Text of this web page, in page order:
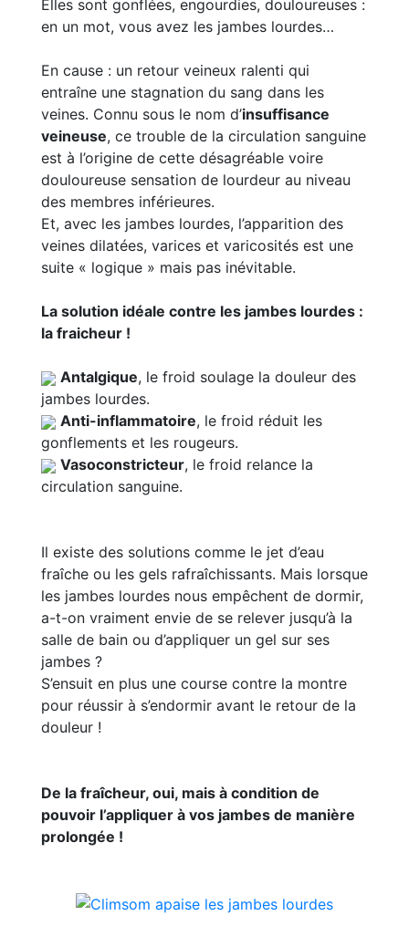
Elles sont gonflées, engourdies, douloureuses :
en un mot, vous avez les jambes lourdes…
En cause : un retour veineux ralenti qui
entraîne une stagnation du sang dans les
veines. Connu sous le nom d’insuffisance
veineuse, ce trouble de la circulation sanguine
est à l’origine de cette désagréable voire
douloureuse sensation de lourdeur au niveau
des membres inférieures.
Et, avec les jambes lourdes, l’apparition des
veines dilatées, varices et varicosités est une
suite « logique » mais pas inévitable.
La solution idéale contre les jambes lourdes :
la fraicheur !
Antalgique, le froid soulage la douleur des
jambes lourdes.
Anti-inflammatoire, le froid réduit les
gonflements et les rougeurs.
Vasoconstricteur, le froid relance la
circulation sanguine.
Il existe des solutions comme le jet d’eau
fraîche ou les gels rafraîchissants. Mais lorsque
les jambes lourdes nous empêchent de dormir,
a-t-on vraiment envie de se relever jusqu’à la
salle de bain ou d’appliquer un gel sur ses
jambes ?
S’ensuit en plus une course contre la montre
pour réussir à s’endormir avant le retour de la
douleur !
De la fraîcheur, oui, mais à condition de
pouvoir l’appliquer à vos jambes de manière
prolongée !